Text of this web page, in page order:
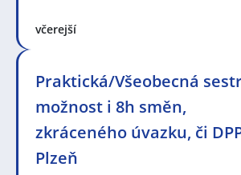
včerejší
Praktická/Všeobecná
možnost i 8h směn,
zkráceného úvazku, či
Plzeň